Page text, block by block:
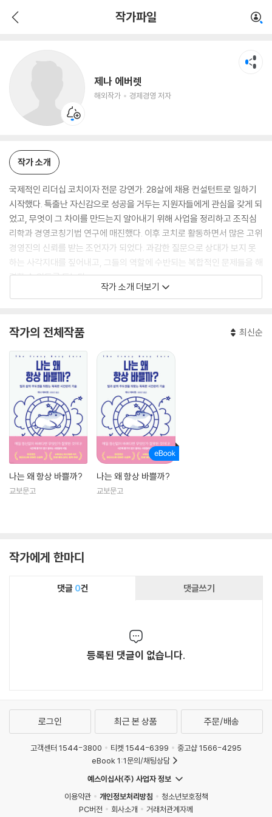
작가파일
제나 에버렛
해외작가 경제경영 저자
경제경영 저자
작가 소개
국제적인 리더십 코치이자 전문 강연가. 28살에 채용 컨설턴트로 일하기
시작했다. 특출난 자신감으로 성공을 거두는 지원자들에게 관심을 갖게 되
었고, 무엇이 그 차이를 만드는지 알아내기 위해 사업을 정리하고 조직심
리학과 경영코칭기법 연구에 매진했다. 이후 코치로 활동하면서 많은 고위
경영진의 신뢰를 받는 조언자가 되었다. 과감한 질문으로 상대가 보지 못
하는 사각지대를 짚어내고, 그들의 역할에 수반되는 복합적인 문제들을 해
결할 수 있도록 돕는다.
터클래스와 강연의 탄생으로 이어졌다. 수많은 리더와 조직 구성원들이 강
연의 도움으로 시간과 집중력, 주의력을 최우선순위에 놓고 훌륭한 일들을
성취해내고 있다.
저서로는 커리어 지침서인 《생각 뒤집기: 당신의 커리어에서 두려움을 제
거하라(Mind Flip: Take the Fear out of Your Career)》가 있다.
작가 소개 더보기
작가의 전체작품 최신순
나는 왜 항상 바쁠까?
교보문고
나는 왜 항상 바쁠까?
교보문고
작가에게 한마디
댓글 0건 댓글쓰기
등록된 댓글이 없습니다.
로그인 최근 본 상품 주문/배송
고객센터 1544-3800 티켓 1544-6399
중고샵 1566-4295
eBook 1:1문의/채팅상담
예스이십사(주) 사업자 정보
이용약관
개인정보처리방침
청소년보호정책
PC버전
회사소개
거래처관계자께